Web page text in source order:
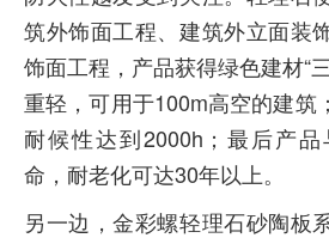
筑外饰面工程、建筑外立面装
饰面工程，产品获得绿色建材“
重轻，可用于100m高空的建筑
耐候性达到2000h；最后产
命，耐老化可达30年以上。
另一边，金彩螺轻理石砂陶板